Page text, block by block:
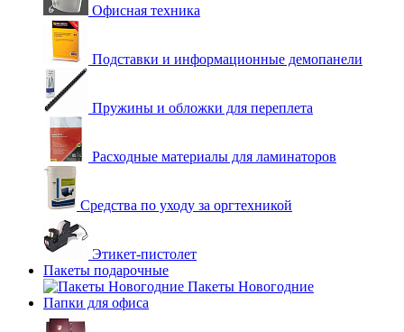
Офисная техника
Подставки и информационные демопанели
Пружины и обложки для переплета
Расходные материалы для ламинаторов
Средства по уходу за оргтехникой
Этикет-пистолет
Пакеты подарочные
Пакеты Новогодние
Папки для офиса